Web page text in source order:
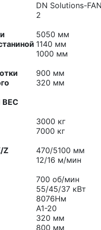
DN Solutions-
2
5050 мм
1140 мм
1000 мм
900 мм
320 мм
3000 кг
7000 кг
Z
470/5100 мм
12/16 м/мин
700 об/мин
55/45/37 кВт
8076Нм
A1-20
320 мм
800 мм